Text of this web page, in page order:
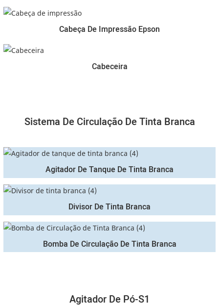
Cabeça De Impressão Epson
Cabeceira
Sistema De Circulação De Tinta Branca
Agitador De Tanque De Tinta Branca
Divisor De Tinta Branca
Bomba De Circulação De Tinta Branca
Agitador De Pó-S1